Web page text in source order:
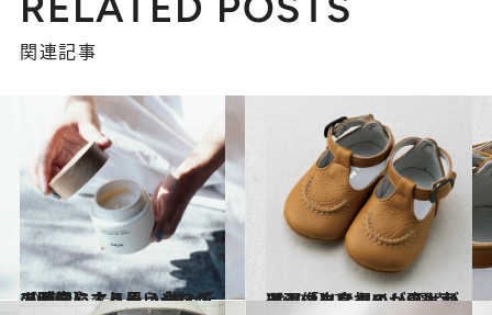
関連記事
2021.1.6
【画像】ニューノーマルの時代によりそう 贈った人が安心する思いやりギフト
ライフスタイル 2020.12.7
【画像】スタイリストが選ぶ「出産祝い」9選 実はシックなものが喜ばれる！
ライフスタイル